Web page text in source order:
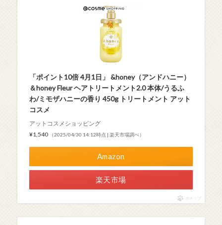
「ポイント10倍 4月1日」 &honey（アンドハニー）
＆honey Fleur ヘアトリートメント2.0 本体/うるふ
わ/ミモザハニーの香り 450g トリートメント アット
コスメ
アットコスメショッピング
¥1,540
（2025/04/30 14:12時点 | 楽天市場調べ）
Amazon
楽天市場
ポチップ